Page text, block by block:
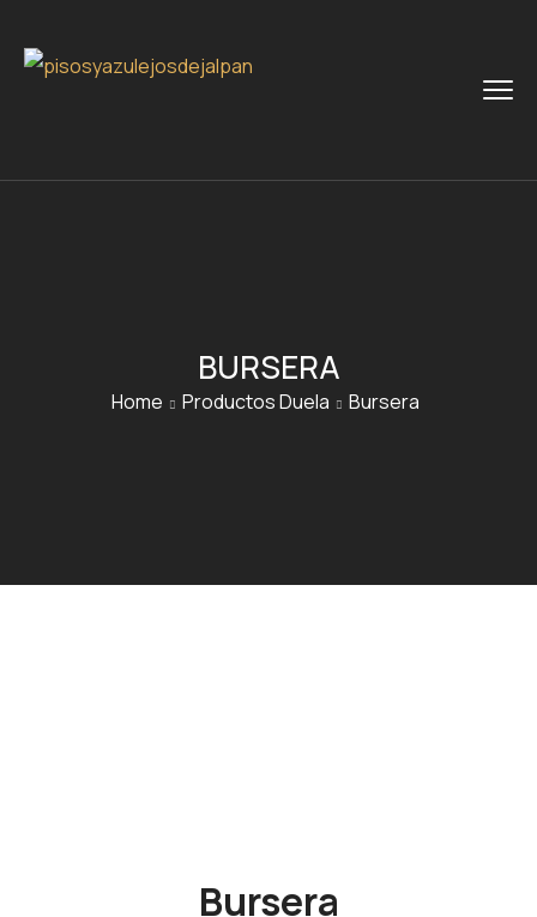
BURSERA
Home Productos Duela Bursera
Bursera